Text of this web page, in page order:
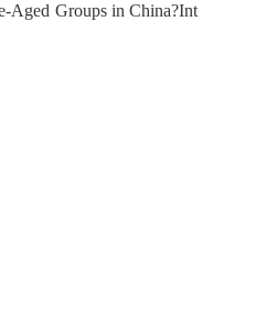
Aged Groups in China?Int